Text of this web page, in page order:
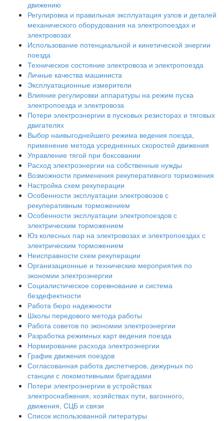
движению
Регулировка и правильная эксплуатация узлов и деталей
механического оборудования на электропоездах и
электровозах
Использование потенциальной и кинетической энергии
поезда
Техническое состояние электровоза и электропоезда
Личные качества машиниста
Эксплуатационные измерители
Влияние регулировки аппаратуры на режим пуска
электропоезда и электровоза
Потери электроэнергии в пусковых резисторах и тяговых
двигателях
Выбор наивыгоднейшего режима ведения поезда,
применение метода усредненных скоростей движения
Управление тягой при боксовании
Расход электроэнергии на собственные нужды
Возможности применения рекуперативного торможения
Настройка схем рекуперации
Особенности эксплуатации электровозов с
рекуперативным торможением
Особенности эксплуатации электропоездов с
электрическим торможением
Юз колесных пар на электровозах и электропоездах с
электрическим торможением
Неисправности схем рекуперации
Организационные и технические мероприятия по
экономии электроэнергии
Социалистическое соревнование и система
бездефектности
Работа бюро надежности
Школы передового метода работы
Работа советов по экономии электроэнергии
Разработка режимных карт ведения поезда
Нормирование расхода электроэнергии
График движения поездов
Согласованная работа диспетчеров, дежурных по
станции с локомотивными бригадами
Потери электроэнергии в устройствах
электроснабжения, хозяйствах пути, вагонного,
движения, СЦБ и связи
Список использованной литературы